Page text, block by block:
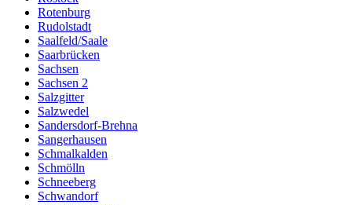
Rotenburg
Rudolstadt
Saalfeld/Saale
Saarbrücken
Sachsen
Sachsen 2
Salzgitter
Salzwedel
Sandersdorf-Brehna
Sangerhausen
Schmalkalden
Schmölln
Schneeberg
Schwandorf